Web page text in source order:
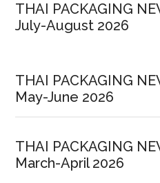
THAI PACKAGING
July-August 2026
THAI PACKAGING
May-June 2026
THAI PACKAGING
March-April 2026